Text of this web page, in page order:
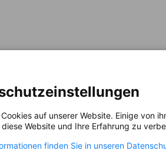
auf unserer Website. Einige von
Website und Ihre Erfahrung zu
finden Sie in unseren